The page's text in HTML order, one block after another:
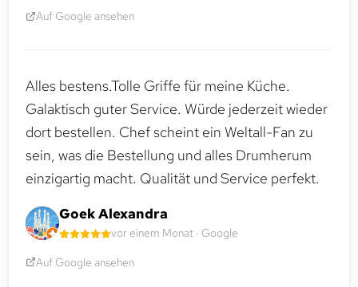
Auf Google ansehen
Alles bestens.Tolle Griffe für meine Küche.
Galaktisch guter Service. Würde jederzeit wieder
dort bestellen. Chef scheint ein Weltall-Fan zu
sein, was die Bestellung und alles Drumherum
einzigartig macht. Qualität und Service perfekt.
Goek Alexandra
vor einem Monat · Google
Auf Google ansehen